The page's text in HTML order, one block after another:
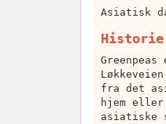
Asiatisk
Historie
fra det
hjem
asiatiske